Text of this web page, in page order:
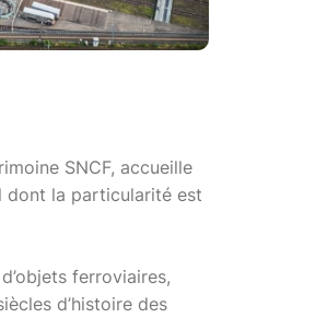
SNCF, accueille
dont la particularité est
ferroviaires,
d’histoire des